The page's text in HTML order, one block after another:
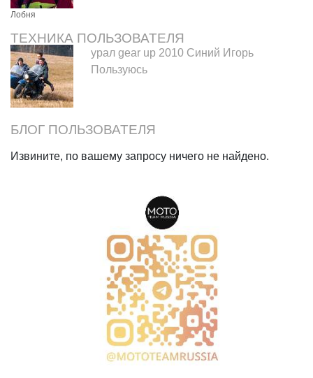
Лобня
ТЕХНИКА ПОЛЬЗОВАТЕЛЯ
урал gear up 2010 Синий Игорь
Пользуюсь
БЛОГ ПОЛЬЗОВАТЕЛЯ
Извините, по вашему запросу ничего не найдено.